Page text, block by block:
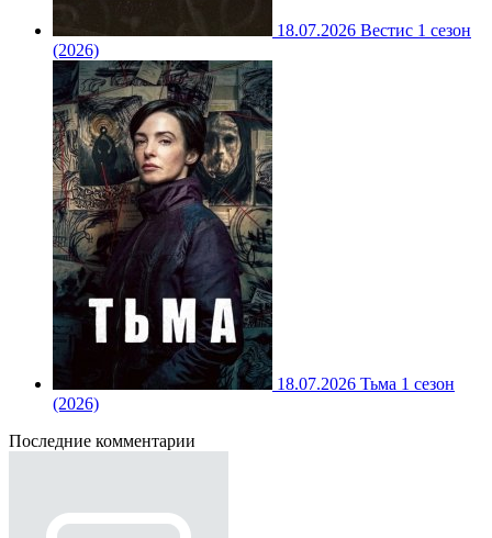
18.07.2026 Вестис 1 сезон
(2026)
18.07.2026 Тьма 1 сезон
(2026)
Последние комментарии